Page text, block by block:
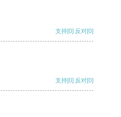
支持[0] 反对[0]
支持[0] 反对[0]